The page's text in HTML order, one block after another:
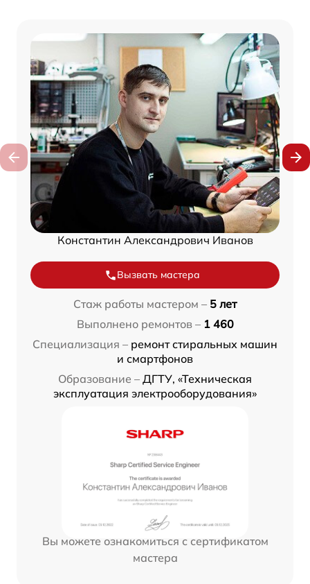
Константин Александрович Иванов
Вызвать мастера
Стаж работы мастером – 5 лет
Выполнено ремонтов – 1 460
Специализация – ремонт стиральных машин
и смартфонов
Образование – ДГТУ, «Техническая
эксплуатация электрооборудования»
Вы можете ознакомиться с сертификатом
мастера